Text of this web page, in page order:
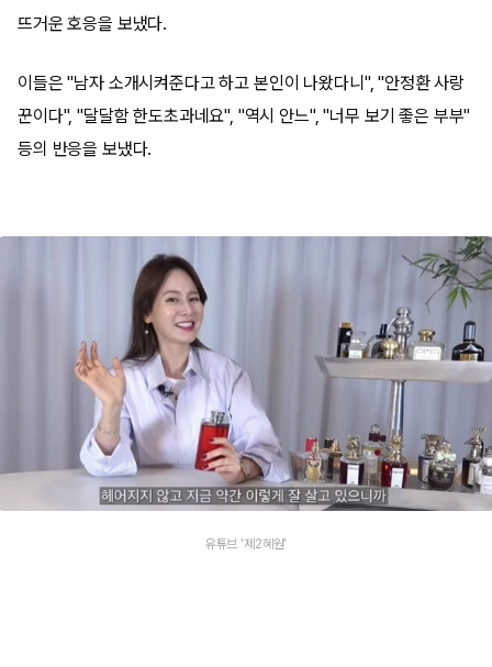
뜨거운 호응을 보냈다.
이들은 "남자 소개시켜준다고 하고 본인이 나왔다니", "안정환 사랑
꾼이다", "달달함 한도초과네요", "역시 안느", "너무 보기 좋은 부부"
등의 반응을 보냈다.
유튜브 '제2혜원'